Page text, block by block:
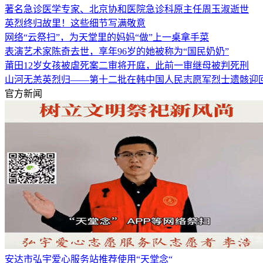
著名急诊医学专家、北京协和医院急诊科原主任周玉淑逝世
英烈终归故里！这些细节写满敬意
网络“云祭扫”，为天堂里的妈妈“做”上一桌拿手菜
表演艺术家陈奇去世，享年96岁的她被称为“国民奶奶”
莆田12岁女孩被虐死案二审将开庭，此前一审继母被判死刑
山河无恙英烈归——第十二批在韩中国人民志愿军烈士遗骸迎
官方新闻
安达市弘宇爱心服务站推荐使用“天堂念“